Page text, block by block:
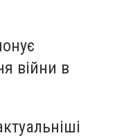
війни в